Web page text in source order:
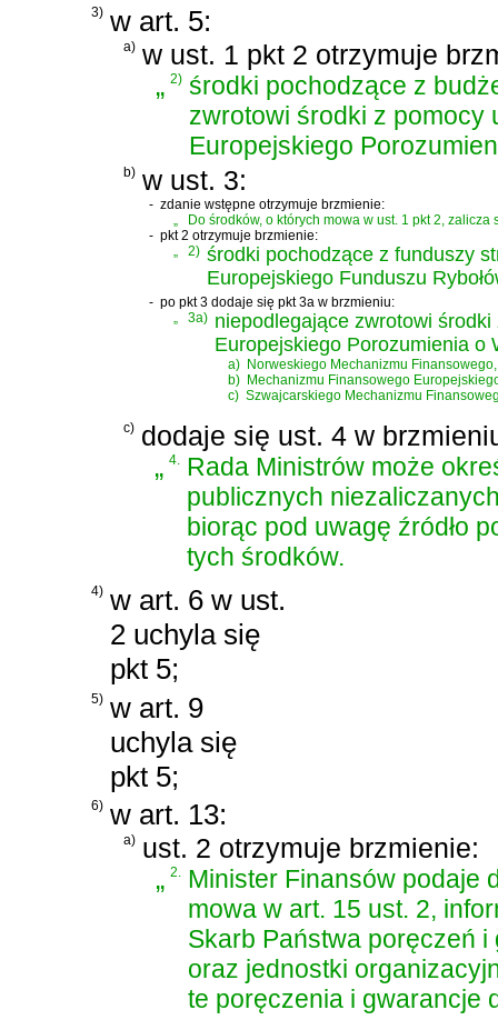
3) w art. 5:
a) w ust. 1 pkt 2 otrzymuje
„2) środki pochodzące z
zwrotowi środki z pomocy
Europejskiego
b) w ust. 3:
- zdanie wstępne otrzymuje brzmienie:
„
Do środków, o których mowa w ust. 1 pkt 2, zalicza
- pkt 2 otrzymuje brzmienie:
„
2) środki pochodzące z funduszy
Europejskiego Funduszu
- po pkt 3 dodaje się pkt 3a w brzmieniu:
3a) niepodlegające zwrotowi
Europejskiego Porozumienia o
a) Norweskiego Mechanizmu Finansowego,
b) Mechanizmu Finansowego
c) Szwajcarskiego Mechanizmu
c) dodaje się ust. 4 w
„4. Rada Ministrów może
publicznych
biorąc pod uwagę źródło
tych środków.
4) w art. 6 w ust.
2 uchyla się
pkt 5;
5) w art. 9
uchyla się
pkt 5;
6) w art. 13:
a) ust. 2 otrzymuje brzmienie:
„2. Minister Finansów podaje
mowa w art. 15 ust. 2,
Skarb Państwa poręczeń
oraz jednostki
te poręczenia i gwarancje